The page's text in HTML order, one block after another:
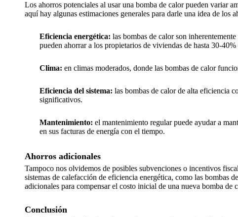
Los ahorros potenciales al usar una bomba de calor pueden variar
aquí hay algunas estimaciones generales para darle una idea de los
Eficiencia energética: las bombas de calor son
pueden ahorrar a los propietarios de viviendas de hasta 30-
Clima: en climas moderados, donde las bombas de calor
Eficiencia del sistema: las bombas de calor de alta eficiencia
significativos.
Mantenimiento: el mantenimiento regular puede ayudar a
en sus facturas de energía con el tiempo.
Ahorros adicionales
Tampoco nos olvidemos de posibles subvenciones o incentivos
sistemas de calefacción de eficiencia energética, como las bombas
adicionales para compensar el costo inicial de una nueva bomba de
Conclusión